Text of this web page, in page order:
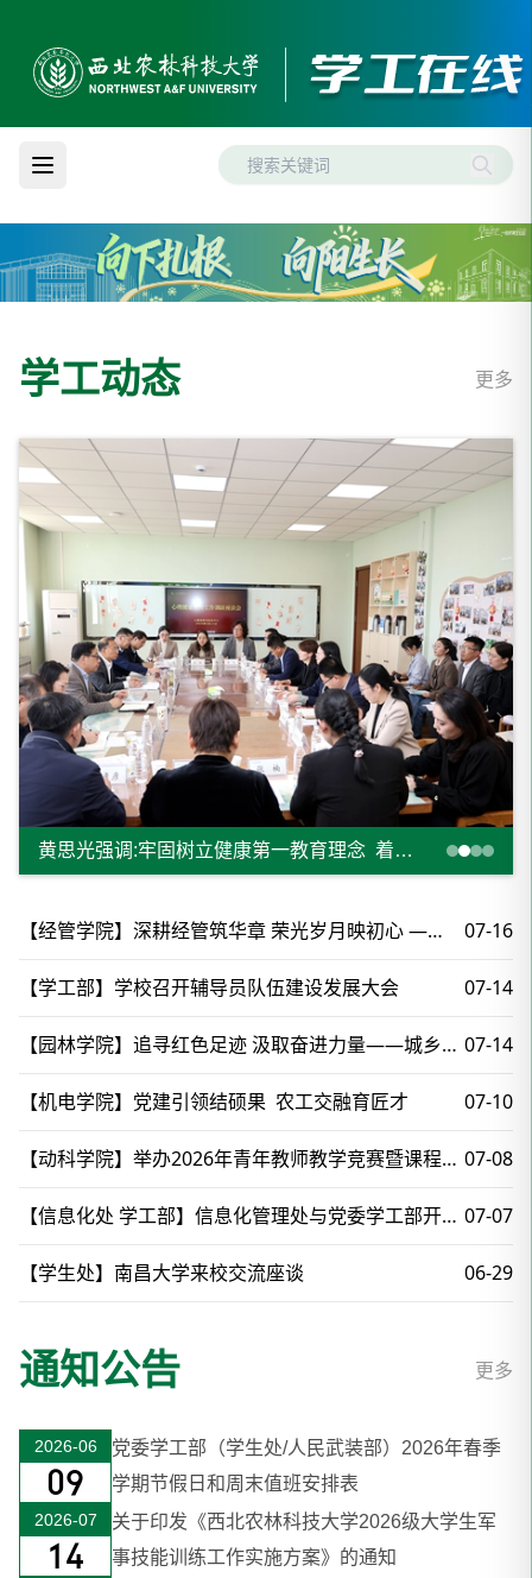
学工动态 更多
黄思光强调:牢固树立健康第一教育理念 着力培养德智体美劳全面发展的卓越农林人才
【经管学院】深耕经管筑华章 荣光岁月映初心 —学院举办教职工荣休仪式 07-16
【学工部】学校召开辅导员队伍建设发展大会 07-14
【园林学院】追寻红色足迹 汲取奋进力量——城乡规划教职工党支部赴陕西凤县开展主题党日活动 07-14
【机电学院】党建引领结硕果 农工交融育匠才 07-10
【动科学院】举办2026年青年教师教学竞赛暨课程思政竞赛练兵活动 07-08
【信息化处 学工部】信息化管理处与党委学工部开展联建座谈会合力推进智慧学工系统建设 07-07
【学生处】南昌大学来校交流座谈 06-29
通知公告 更多
2026-06
09
党委学工部（学生处/人民武装部）2026年春季
学期节假日和周末值班安排表
2026-07
14
关于印发《西北农林科技大学2026级大学生军
事技能训练工作实施方案》的通知